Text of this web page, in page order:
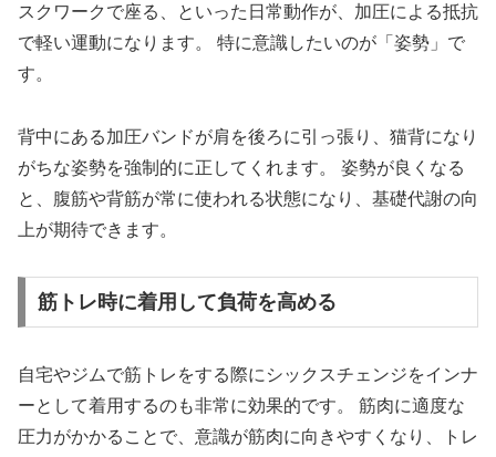
スクワークで座る、といった日常動作が、加圧による抵抗
で軽い運動になります。 特に意識したいのが「姿勢」で
す。
背中にある加圧バンドが肩を後ろに引っ張り、猫背になり
がちな姿勢を強制的に正してくれます。 姿勢が良くなる
と、腹筋や背筋が常に使われる状態になり、基礎代謝の向
上が期待できます。
筋トレ時に着用して負荷を高める
自宅やジムで筋トレをする際にシックスチェンジをインナ
ーとして着用するのも非常に効果的です。 筋肉に適度な
圧力がかかることで、意識が筋肉に向きやすくなり、トレ